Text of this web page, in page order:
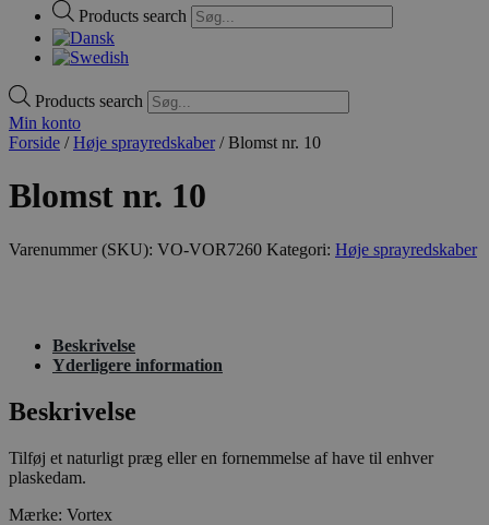
Products search
Products search
Min konto
Forside /Høje sprayredskaber/ Blomst nr. 10
Blomst nr. 10
Varenummer (SKU): VO-VOR7260 Kategori: Høje sprayredskaber
Beskrivelse
Yderligere information
Beskrivelse
Tilføj et naturligt præg eller en fornemmelse af have til enhver
plaskedam.
Mærke: Vortex